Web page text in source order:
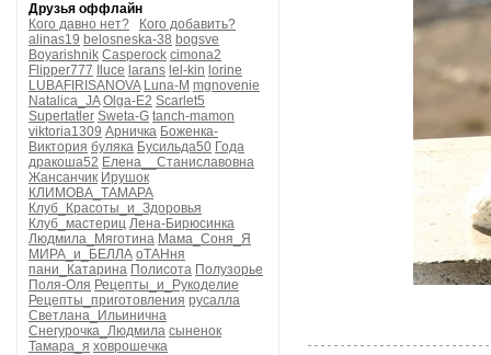
Друзья оффлайн
Кого давно нет?
Кого добавить?
alinas19 belosneska-38 bogsve
Boyarishnik Casperock cimona2
Flipper777
Iluce larans lel-kin lorine
LUBAFIRISANOVA Luna-M mgnovenie
Natalica_JA Olga-E2 Scarlet5
Supertatler Sweta-G tanch-mamon
viktoria1309 Арничка Боженка-
Виктория буляка Бусильда50 Года
дракоша52 Елена__Станиславовна
Жансанчик Ирушок
КЛИМОВА_ТАМАРА
Клуб_Красоты_и_Здоровья
Клуб_мастериц Лена-Бирюсинка
Людмила_Мяготина Мама_Соня_Я
МИРА_и_БЕЛЛА оТАНня
пани_Катарина Полисота Полузорье
Поля-Оля Рецепты_и_Рукоделие
Рецепты_приготовления русалла
Светлана_Ильинична
Снегурочка_Людмила сыненок
Тамара_я ховрошечка